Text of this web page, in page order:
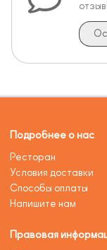
отзыв!
Подробнее о нас
Ресторан
Условия доставки
Способы оплаты
Напишите нам
Правовая